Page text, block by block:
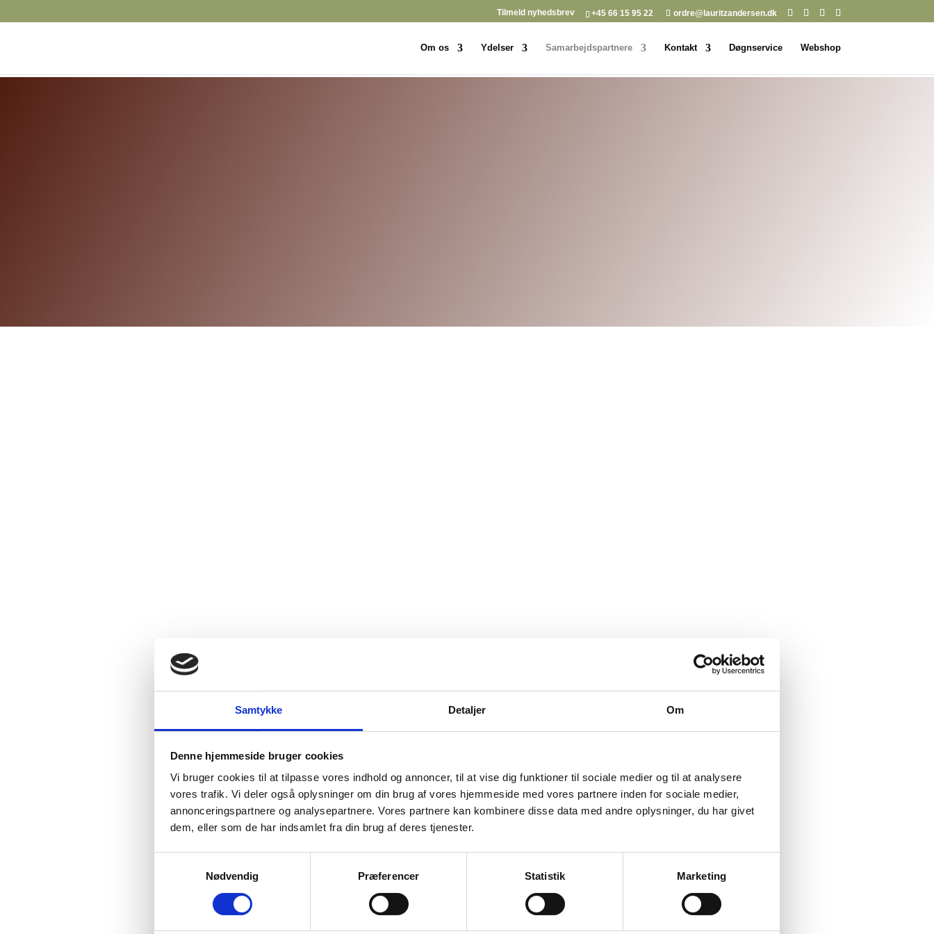
Samtykke Detaljer Om
Denne hjemmeside bruger cookies
Vi bruger cookies til at tilpasse vores indhold og annoncer, til at vise dig funktioner til sociale medier og til at analysere
vores trafik. Vi deler også oplysninger om din brug af vores hjemmeside med vores partnere inden for sociale medier,
annonceringspartnere og analysepartnere. Vores partnere kan kombinere disse data med andre oplysninger, du har givet
dem, eller som de har indsamlet fra din brug af deres tjenester.
Nødvendig
Præferencer Statistik Marketing
+45 66 15 95 22 ordre@lauritzandersen.dk
Tilmeld nyhedsbrev
Om os Ydelser Samarbejdspartnere Kontakt Døgnservice Webshop